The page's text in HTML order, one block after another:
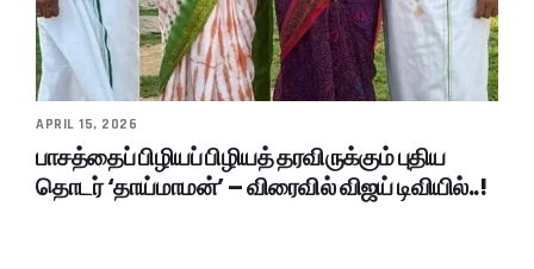
APRIL 15, 2026
பாசத்தைப் பிழியப் பிழியத் தரவிருக்கும் புதிய
தொடர் ‘தாய்மாமன்’ – விரைவில் விஜய் டிவியில்..!